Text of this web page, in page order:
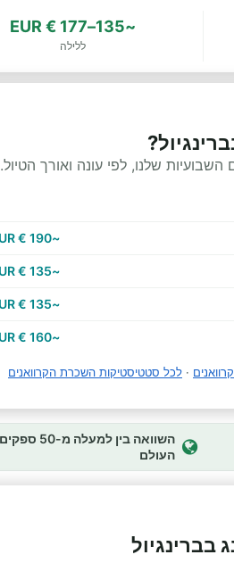
~135–177 € EUR
ללילה
שלנו, לפי עונה ואורך הטיול.
~190 € EUR
~135 € EUR
~135 € EUR
~160 € EUR
· לכל סטטיסטיקות השכרת הקרוואנים
השוואה בין
העולם
בברינגיול